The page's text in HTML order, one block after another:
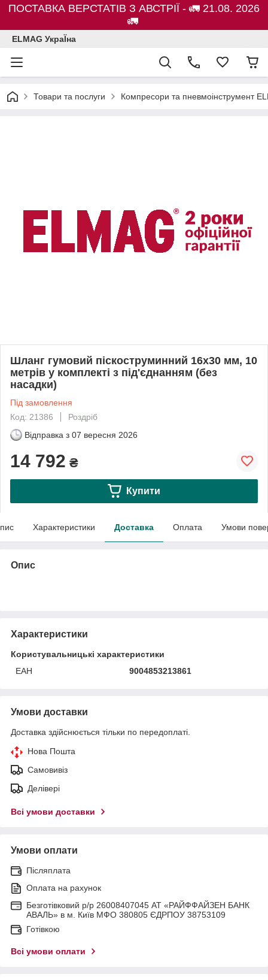
ПОСТАВКА ВЕРСТАТІВ З АВСТРІЇ - 🚛 21.08. 2026
🚛
ELMAG УкраЇна
Товари та послуги Компресори та пневмоінструмент
Шланг гумовий піскоструминний 16х30 мм, 10
метрів у комплекті з під'єднанням (без
насадки)
Під замовлення
Код: 21386
Роздріб
Відправка з 07 вересня 2026
14 792 ₴
Купити
Характеристики Доставка Оплата Умови
Опис
Характеристики
Користувальницькі характеристики
ЕАН
9004853213861
Умови доставки
Доставка здійснюється тільки по передоплаті.
Нова Пошта
Самовивіз
Делівері
Всі умови доставки
Умови оплати
Післяплата
Оплата на рахунок
Безготівковий р/р 26008407045 АТ «РАЙФФАЙЗЕН БАНК
АВАЛЬ» в м. Київ МФО 380805 ЄДРПОУ 38753109
Готівкою
Всі умови оплати